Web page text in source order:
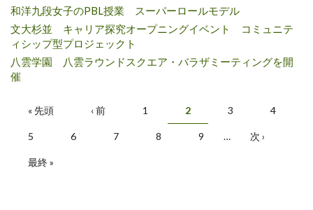
和洋九段女子のPBL授業 スーパーロールモデル
文大杉並 キャリア探究オープニングイベント コミュニテ
ィシップ型プロジェックト
八雲学園 八雲ラウンドスクエア・バラザミーティングを開
催
ページ
« 先頭 ‹ 前 1 2 3 4
5 6 7 8 9 … 次 ›
最終 »